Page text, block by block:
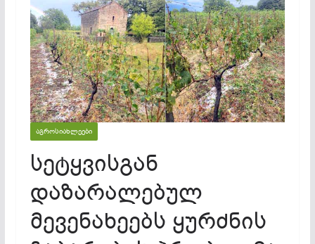
ᲐᲒᲠᲝᲡᲘᲐᲮᲚᲔᲔᲑᲘ
სეტყვისგან
დაზარალებულ
მევენახეებს ყურძნის